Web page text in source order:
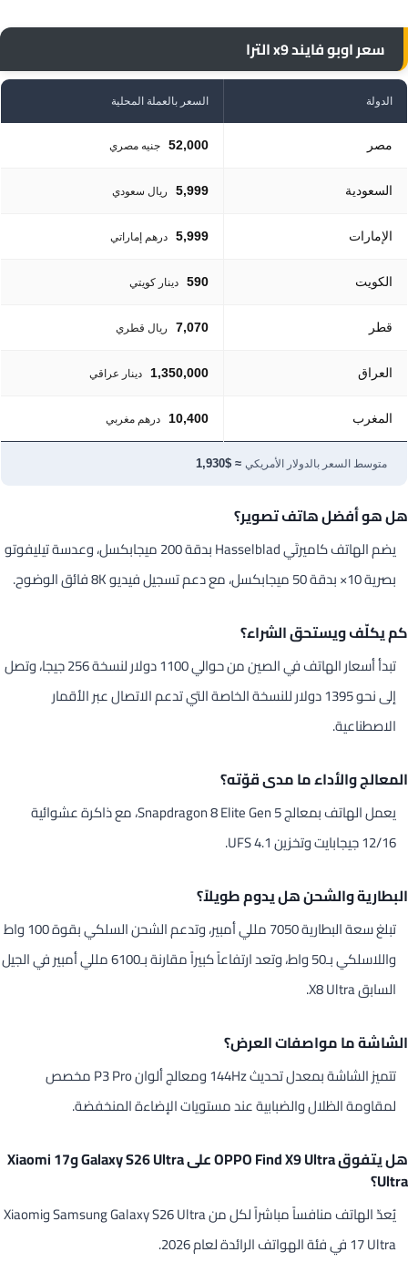
سعر اوبو فايند x9 الترا
الدولة السعر بالعملة المحلية
مصر 52,000 جنيه مصري
السعودية 5,999 ريال سعودي
الإمارات 5,999 درهم إماراتي
الكويت 590 دينار كويتي
قطر 7,070 ريال قطري
العراق 1,350,000 دينار عراقي
المغرب 10,400 درهم مغربي
متوسط السعر بالدولار الأمريكي ≈ $1,930
هل هو أفضل هاتف تصوير؟
يضم الهاتف كاميرتَي Hasselblad بدقة 200 ميجابكسل، وعدسة تيليفوتو
بصرية 10× بدقة 50 ميجابكسل، مع دعم تسجيل فيديو 8K فائق الوضوح.
كم يكلّف ويستحق الشراء؟
تبدأ أسعار الهاتف في الصين من حوالي 1100 دولار لنسخة 256 جيجا، وتصل
إلى نحو 1395 دولار للنسخة الخاصة التي تدعم الاتصال عبر الأقمار
الاصطناعية.
المعالج والأداء ما مدى قوّته؟
يعمل الهاتف بمعالج Snapdragon 8 Elite Gen 5، مع ذاكرة عشوائية
12/16 جيجابايت وتخزين UFS 4.1.
البطارية والشحن هل يدوم طويلاً؟
تبلغ سعة البطارية 7050 مللي أمبير، وتدعم الشحن السلكي بقوة 100 واط
واللاسلكي بـ50 واط، وتعد ارتفاعاً كبيراً مقارنة بـ6100 مللي أمبير في الجيل
السابق X8 Ultra.
الشاشة ما مواصفات العرض؟
تتميز الشاشة بمعدل تحديث 144Hz ومعالج ألوان P3 Pro مخصص
لمقاومة الظلال والضبابية عند مستويات الإضاءة المنخفضة.
هل يتفوق OPPO Find X9 Ultra على Galaxy S26 Ultra وXiaomi 17
Ultra؟
يُعدّ الهاتف منافساً مباشراً لكل من Samsung Galaxy S26 Ultra وXiaomi
17 Ultra في فئة الهواتف الرائدة لعام 2026.